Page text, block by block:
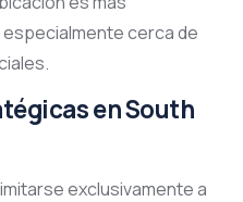
cerca de
en South
exclusivamente a